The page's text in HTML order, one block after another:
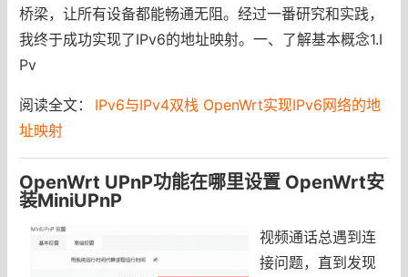
桥梁，让所有设备都能畅通无阻。经过一番研究和实践，
我终于成功实现了IPv6的地址映射。一、了解基本概念1.I
Pv
阅读全文：
IPv6与IPv4双栈 OpenWrt实现IPv6网络的地
址映射
OpenWrt UPnP功能在哪里设置 OpenWrt安
装MiniUPnP
视频通话总遇到连
接问题，直到发现